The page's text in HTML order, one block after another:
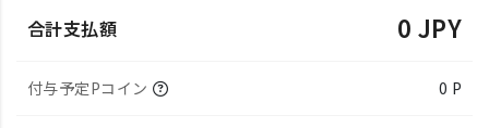
合計支払額 0 JPY
付与予定Pコイン 0 P